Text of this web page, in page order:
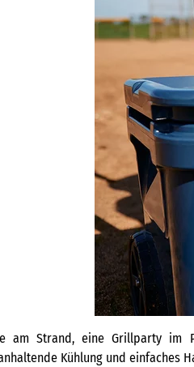
am Strand, eine Grillparty im
Kühlung und einfaches